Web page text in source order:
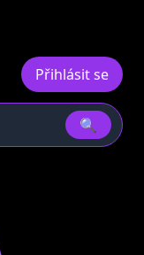
Přihlásit se
🔍